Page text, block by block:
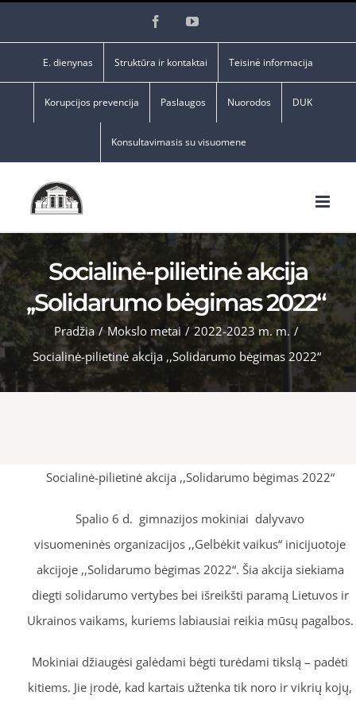
FacebookYouTube
E. dienynas Struktūra ir kontaktai Teisinė informacija
Korupcijos prevencija Paslaugos Nuorodos DUK
Konsultavimasis su visuomene
Socialinė-pilietinė akcija
,,Solidarumo bėgimas 2022“
Pradžia / Mokslo metai / 2022-2023 m. m. /
Socialinė-pilietinė akcija ,,Solidarumo bėgimas 2022“
Socialinė-pilietinė akcija ,,Solidarumo bėgimas 2022“
Spalio 6 d. gimnazijos mokiniai dalyvavo
visuomeninės organizacijos ,,Gelbėkit vaikus“ inicijuotoje
akcijoje ,,Solidarumo bėgimas 2022“. Šia akcija siekiama
diegti solidarumo vertybes bei išreikšti paramą Lietuvos ir
Ukrainos vaikams, kuriems labiausiai reikia mūsų pagalbos.
Mokiniai džiaugėsi galėdami bėgti turėdami tikslą – padėti
kitiems. Jie įrodė, kad kartais užtenka tik noro ir vikrių kojų,